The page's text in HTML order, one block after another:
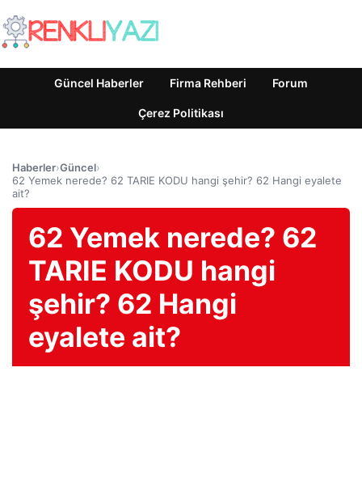
Güncel Haberler Firma Rehberi Forum
Çerez Politikası
Haberler›Güncel›
62 Yemek nerede? 62 TARIE KODU hangi şehir? 62 Hangi eyalete
ait?
62 Yemek nerede? 62
TARIE KODU hangi
şehir? 62 Hangi
eyalete ait?